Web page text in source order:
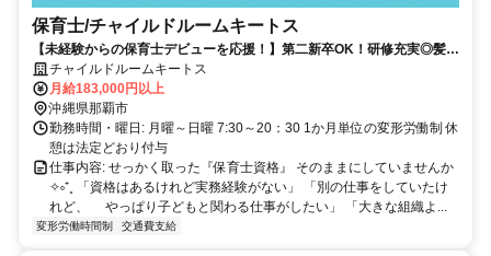
保育士/チャイルドルームキートス
【未経験からの保育士デビューを応援！】第二新卒OK！研修充実◎髪色
自由×ネイルOKで自分らしく♪
チャイルドルームキートス
月給183,000円以上
沖縄県那覇市
勤務時間・曜日: 月曜～日曜 7:30～20：30 1か月単位の変形労働制 休
憩は法定どおり付与
仕事内容: せっかく取った『保育士資格』 そのままにしていませんか
✧༚⁺˳ 「資格はあるけれど実務経験がない」 「別の仕事をしていたけ
れど、 やっぱり子どもと関わる仕事がしたい」 「大きな組織よ...
変形労働時間制 交通費支給